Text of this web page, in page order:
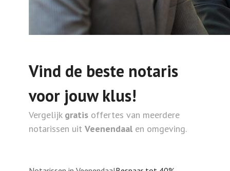
Vind de beste notaris
voor jouw klus!
Vergelijk gratis offertes van meerdere
notarissen uit Veenendaal en omgeving.